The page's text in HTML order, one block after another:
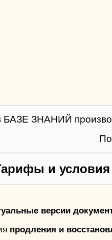
БАЗЕ ЗНАНИЙ
и
версии
продления и